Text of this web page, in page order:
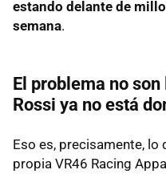
estando delante de
semana.
El problema no
Rossi ya no está
Eso es, precisamente, lo
propia VR46 Racing